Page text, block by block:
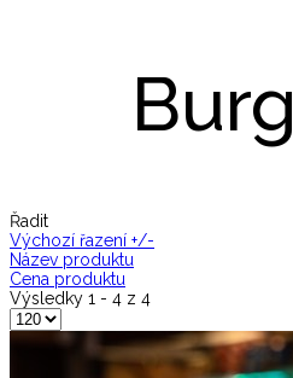
Řadit
Výchozí řazení +/-
Název produktu
Cena produktu
Výsledky 1 - 4 z 4